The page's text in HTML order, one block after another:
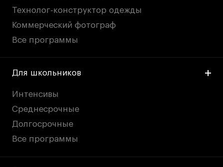
Технолог-конструктор одежды
Коммерческий фотограф
Все программы
Для школьников
Интенсивы
Среднесрочные
Долгосрочные
Все программы